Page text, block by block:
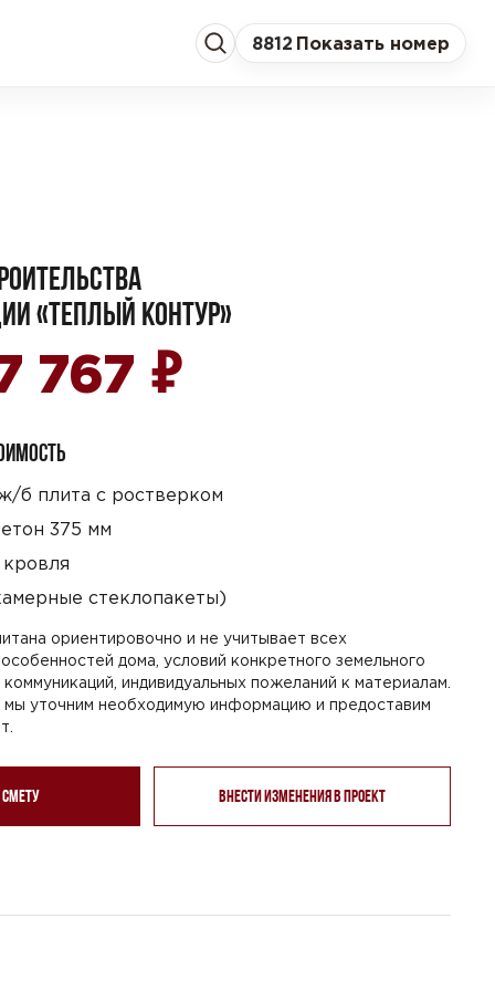
8812 Показать номер
«ТЕПЛЫЙ КОНТУР»
767 ₽
б плита с ростверком
375 мм
стеклопакеты)
ориентировочно и не учитывает всех
дома, условий конкретного земельного
коммуникаций, индивидуальных пожеланий к материалам.
мы уточним необходимую информацию и предоставим
смету Внести изменения в проект